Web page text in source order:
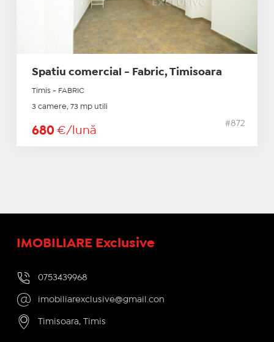
Spatiu comercial - Fabric, Timisoara
Timis - FABRIC
3 camere, 73 mp utili
680 €/lună
#872
IMOBILIARE Exclusive
0753439968
imobiliarexclusive@gmail.con
Timisoara, Timis